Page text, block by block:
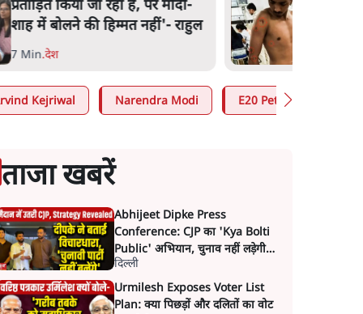
मंतर पर पैलेट गन से 5 नहीं, 6 लोग
घायल हुए
6 Min.देश
Kejriwal Narendra Modi E20 Petrol Controversy
ताजा खबरें
Abhijeet Dipke Press
Conference: CJP का 'Kya Bolti
Public' अभियान, चुनाव नहीं लड़ेगी
CJP!
दिल्ली
Urmilesh Exposes Voter List
Plan: क्या पिछड़ों और दलितों का वोट